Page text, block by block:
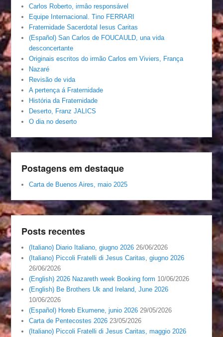
Carlos Roberto, irmâo responsável
Equipe Internacional. Tino FERRARI
Fraternidade Sacerdotal Iesus Caritas
(Español) San Carlos de FOUCAULD, una vida
desconcertante
Originais escritos do irmão Carlos em Viviers, França
Nazaré
Revisão de vida
A pertença á Fraternidade
História da Fraternidade
Deserto, Franz JALICS
O dia no deserto
Postagens em destaque
Carta de Buenos Aires, maio 2025
Posts recentes
(Italiano) Diario Italiano, giugno 2026 26/06/2026
(Italiano) Piccoli Fratelli di Jesus Caritas, giugno 2026
26/06/2026
(English) 2026 Nazareth week Booking form 10/06/2026
(English) Be Brothers Uk and Ireland, June 2026
10/06/2026
(Español) Horeb Ekumene, junio 2026 29/05/2026
Carta de Pentecostes 2026 23/05/2026
(Italiano) Piccoli Fratelli di Jesus Caritas, maggio 2026